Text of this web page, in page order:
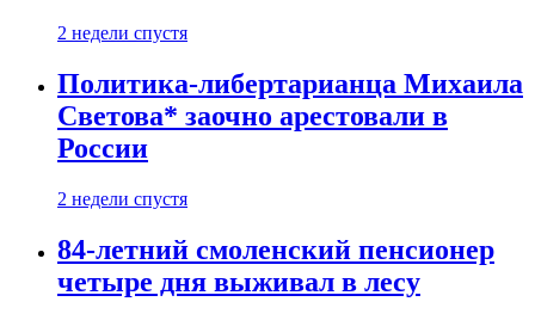
2 недели спустя
Политика-либертарианца Михаила
Светова* заочно арестовали в
России
2 недели спустя
84-летний смоленский пенсионер
четыре дня выживал в лесу